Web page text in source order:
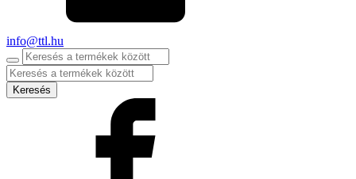
info@ttl.hu
Products
search
Keresés